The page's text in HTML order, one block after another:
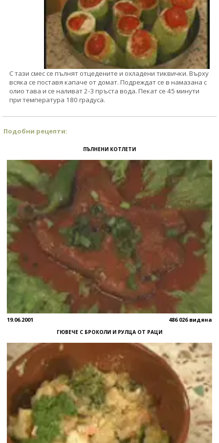
С тази смес се пълнят отцедените и охладени тиквички. Върху
всяка се поставя капаче от домат. Подреждат се в намазана с
олио тава и се наливат 2-3 пръста вода. Пекат се 45 минути
при температура 180 градуса.
Подобни рецепти:
ПЪЛНЕНИ КОТЛЕТИ
19.06.2001 486 026 видяна
ГЮВЕЧЕ С БРОКОЛИ И РУЛЦА ОТ РАЦИ